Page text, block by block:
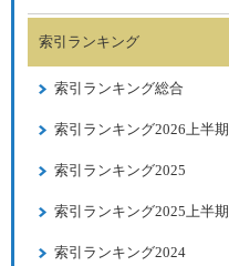
索引ランキング
索引ランキング総合
索引ランキング2026上半期
索引ランキング2025
索引ランキング2025上半期
索引ランキング2024